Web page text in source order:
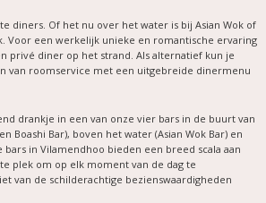
diners. Of het nu over het water is bij Asian Wok of
Voor een werkelijk unieke en romantische ervaring
privé diner op het strand. Als alternatief kun je
van roomservice met een uitgebreide dinermenu
drankje in een van onze vier bars in de buurt van
Boashi Bar), boven het water (Asian Wok Bar) en
bars in Vilamendhoo bieden een breed scala aan
plek om op elk moment van de dag te
van de schilderachtige bezienswaardigheden